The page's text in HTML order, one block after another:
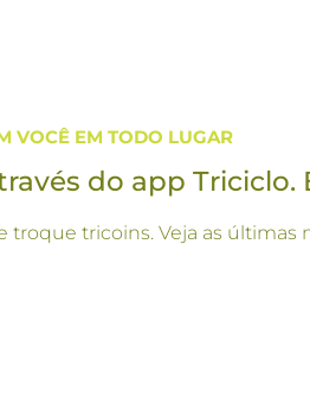
VOCÊ EM TODO LUGAR
do app Triciclo.
troque tricoins. Veja as